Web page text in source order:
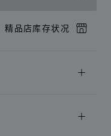
精品店库存状况